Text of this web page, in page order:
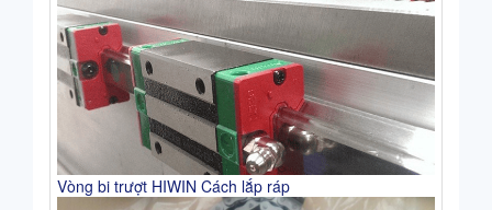
Vòng bi trượt HIWIN Cách lắp ráp